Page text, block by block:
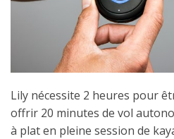
Lily nécessite 2 heures pour
offrir 20 minutes de vol
à plat en pleine session de